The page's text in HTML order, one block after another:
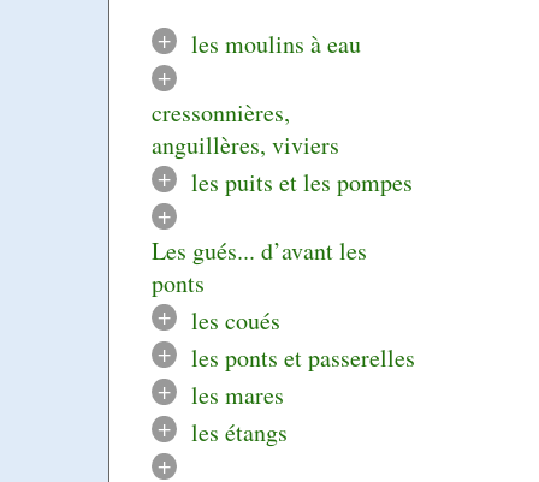
+
les moulins à eau
+
cressonnières,
anguillères, viviers
+
les puits et les pompes
+
Les gués... d’avant les
ponts
+
les coués
+
les ponts et passerelles
+
les mares
+
les étangs
+